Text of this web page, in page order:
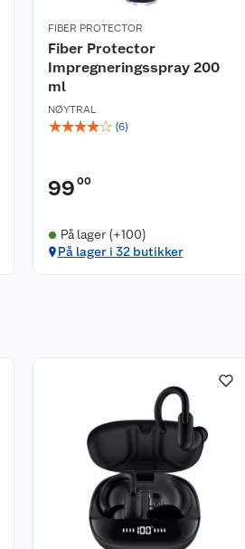
FIBER PROTECTOR
Fiber Protector
Impregneringsspray 200
ml
NØYTRAL
☆☆☆☆☆ (6)
99 00
På lager (+100)
På lager i 32 butikker